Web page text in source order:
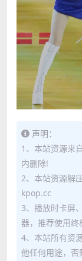
声明：
1、本站资源来
内删除!
2、本站资源解
kpop.cc
3、播放时卡屏
器，推荐使用终
4、本站所有资
他任何用途，否